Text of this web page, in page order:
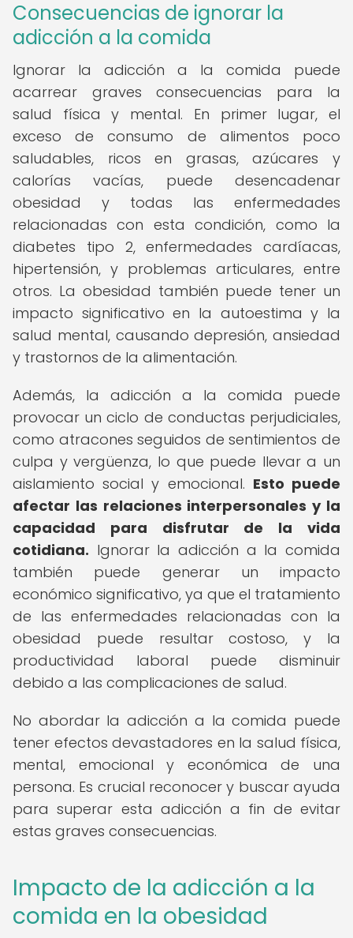
Consecuencias de ignorar la
adicción a la comida
Ignorar la adicción a la comida puede
acarrear graves consecuencias para la
salud física y mental. En primer lugar, el
exceso de consumo de alimentos poco
saludables, ricos en grasas, azúcares y
calorías vacías, puede desencadenar
obesidad y todas las enfermedades
relacionadas con esta condición, como la
diabetes tipo 2, enfermedades cardíacas,
hipertensión, y problemas articulares, entre
otros. La obesidad también puede tener un
impacto significativo en la autoestima y la
salud mental, causando depresión, ansiedad
y trastornos de la alimentación.
Además, la adicción a la comida puede
provocar un ciclo de conductas perjudiciales,
como atracones seguidos de sentimientos de
culpa y vergüenza, lo que puede llevar a un
aislamiento social y emocional. Esto puede
afectar las relaciones interpersonales y la
capacidad para disfrutar de la vida
cotidiana. Ignorar la adicción a la comida
también puede generar un impacto
económico significativo, ya que el tratamiento
de las enfermedades relacionadas con la
obesidad puede resultar costoso, y la
productividad laboral puede disminuir
debido a las complicaciones de salud.
No abordar la adicción a la comida puede
tener efectos devastadores en la salud física,
mental, emocional y económica de una
persona. Es crucial reconocer y buscar ayuda
para superar esta adicción a fin de evitar
estas graves consecuencias.
Impacto de la adicción a la
comida en la obesidad